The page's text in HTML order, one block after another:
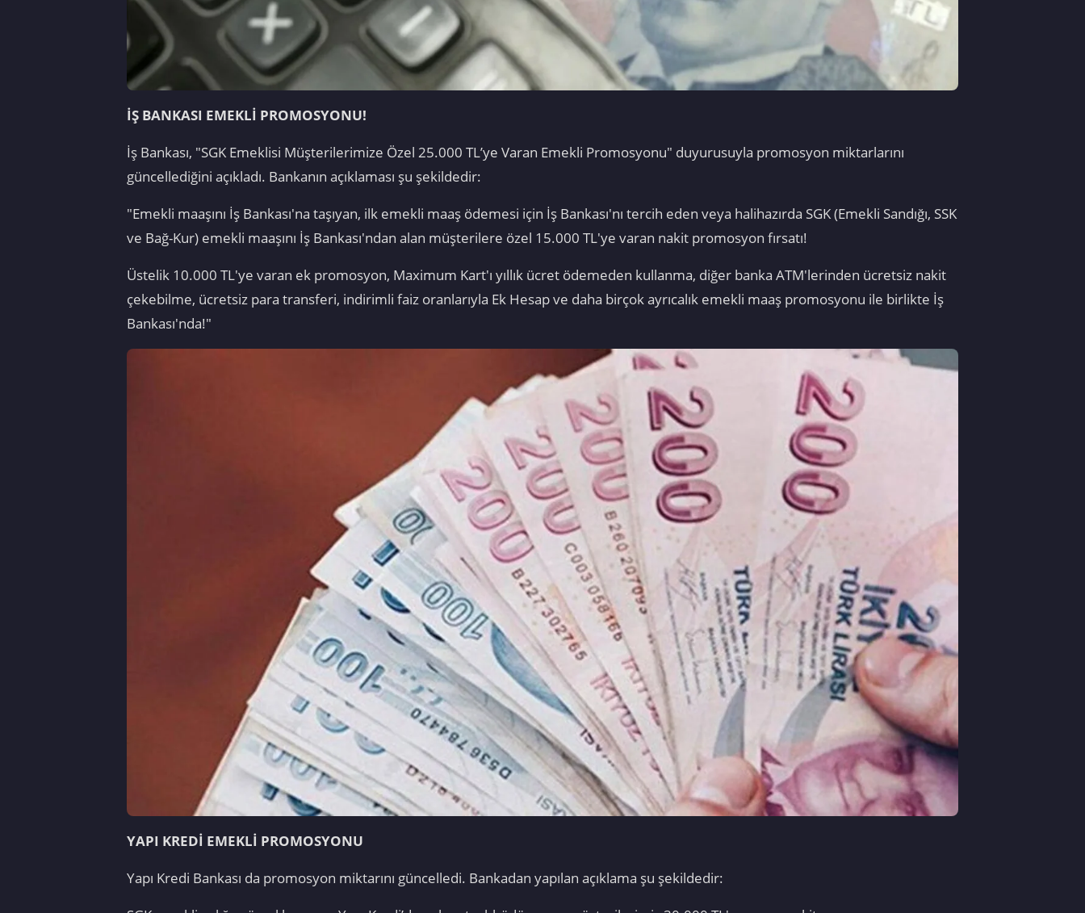
İŞ BANKASI EMEKLİ PROMOSYONU!
İş Bankası, "SGK Emeklisi Müşterilerimize Özel 25.000 TL’ye Varan Emekli Promosyonu" duyurusuyla promosyon miktarlarını
güncellediğini açıkladı. Bankanın açıklaması şu şekildedir:
"Emekli maaşını İş Bankası'na taşıyan, ilk emekli maaş ödemesi için İş Bankası'nı tercih eden veya halihazırda SGK (Emekli Sandığı, SSK
ve Bağ-Kur) emekli maaşını İş Bankası'ndan alan müşterilere özel 15.000 TL'ye varan nakit promosyon fırsatı!
Üstelik 10.000 TL'ye varan ek promosyon, Maximum Kart'ı yıllık ücret ödemeden kullanma, diğer banka ATM'lerinden ücretsiz nakit
çekebilme, ücretsiz para transferi, indirimli faiz oranlarıyla Ek Hesap ve daha birçok ayrıcalık emekli maaş promosyonu ile birlikte İş
Bankası'nda!"
YAPI KREDİ EMEKLİ PROMOSYONU
Yapı Kredi Bankası da promosyon miktarını güncelledi. Bankadan yapılan açıklama şu şekildedir: